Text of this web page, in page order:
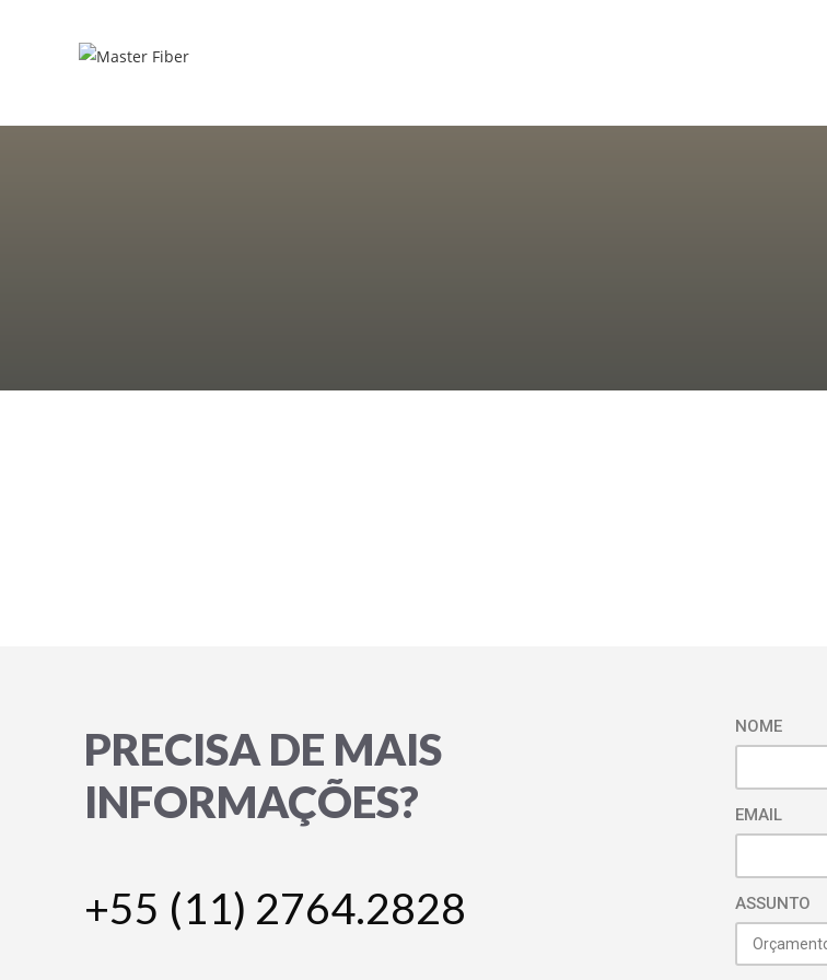
PRECISA DE MAIS
INFORMAÇÕES?
+55 (11) 2764.2828
NOME
EMAIL
ASSUNTO